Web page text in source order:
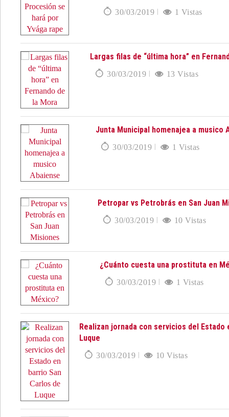
30/03/2019 1 Vistas
Largas filas de “última hora” en
30/03/2019 13 Vistas
Junta Municipal homenajea a musico
30/03/2019 1 Vistas
Petropar vs Petrobrás en San Juan
30/03/2019 10 Vistas
¿Cuánto cuesta una prostituta en
30/03/2019 1 Vistas
Realizan jornada con servicios del Estado
Luque
30/03/2019 10 Vistas